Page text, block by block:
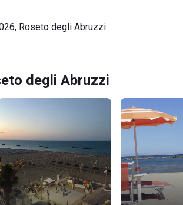
Roseto degli Abruzzi
degli Abruzzi